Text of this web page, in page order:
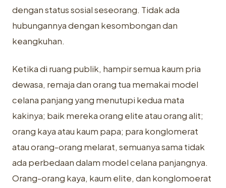
dengan status sosial seseorang. Tidak ada
hubungannya dengan kesombongan dan
keangkuhan.
Ketika di ruang publik, hampir semua kaum pria
dewasa, remaja dan orang tua memakai model
celana panjang yang menutupi kedua mata
kakinya; baik mereka orang elite atau orang alit;
orang kaya atau kaum papa; para konglomerat
atau orang-orang melarat, semuanya sama tidak
ada perbedaan dalam model celana panjangnya.
Orang-orang kaya, kaum elite, dan konglomoerat